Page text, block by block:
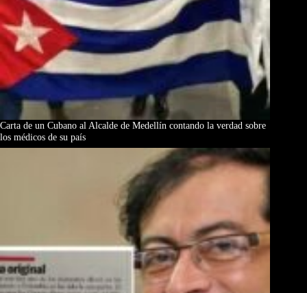
Carta de un Cubano al Alcalde de Medellín contando la verdad sobre
los médicos de su país